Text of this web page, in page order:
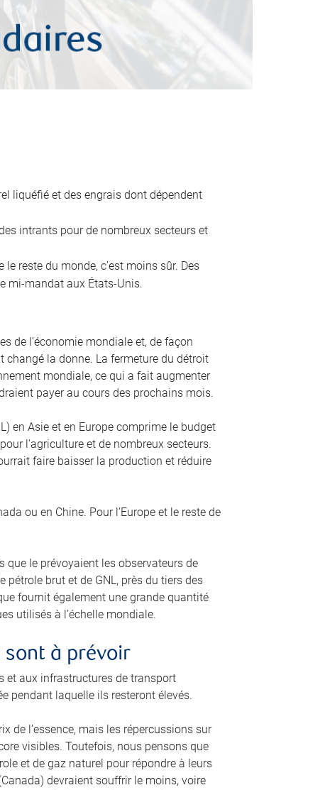
liquéfié et des engrais dont dépendent
intrants pour de nombreux secteurs et
reste du monde, c’est moins sûr. Des
mi-mandat aux États-Unis.
de l’économie mondiale et, de façon
changé la donne. La fermeture du détroit
mondiale, ce qui a fait augmenter
payer au cours des prochains mois.
en Asie et en Europe comprime le budget
l’agriculture et de nombreux secteurs.
faire baisser la production et réduire
ou en Chine. Pour l’Europe et le reste de
que le prévoyaient les observateurs de
pétrole brut et de GNL, près du tiers des
fournit également une grande quantité
utilisés à l’échelle mondiale.
sont à prévoir
et aux infrastructures de transport
pendant laquelle ils resteront élevés.
de l’essence, mais les répercussions sur
visibles. Toutefois, nous pensons que
et de gaz naturel pour répondre à leurs
devraient souffrir le moins, voire